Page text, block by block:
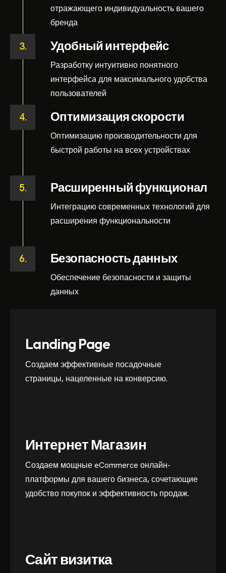
отражающего индивидуальность вашего
бренда
3. Удобный интерфейс
Разработку интуитивно понятного
интерфейса для максимального удобства
пользователей
4. Оптимизация скорости
Оптимизацию производительности для
быстрой работы на всех устройствах
5. Расширенный функционал
Интеграцию современных технологий для
расширения функциональности
6. Безопасность данных
Обеспечение безопасности и защиты
данных
Landing Page
Создаем эффективные посадочные
страницы, нацеленные на конверсию.
Интернет Магазин
Создаем мощные eCommerce онлайн-
платформы для вашего бизнеса, сочетающие
удобство покупок и эффективность продаж.
Сайт визитка